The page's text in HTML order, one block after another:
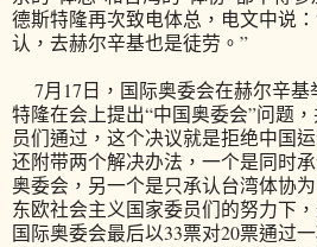
德斯特隆再次致电体总，电文中说
认，去赫尔辛基也是徒劳。”
7月17日，国际奥委会在赫尔辛基
特隆在会上提出“中国奥委会”问题
员们通过，这个决议就是拒绝中国
还附带两个解决办法，一个是同时
奥委会，另一个是只承认台湾体协
东欧社会主义国家委员们的努力下
国际奥委会最后以33票对20票通过